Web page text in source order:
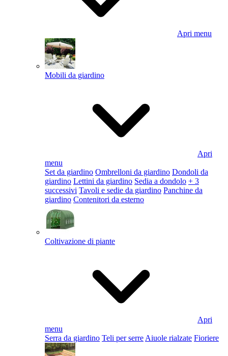
Apri menu
Mobili da giardino
Apri
menu
Set da giardino Ombrelloni da giardino Dondoli da
giardino Lettini da giardino Sedia a dondolo + 3
successivi Tavoli e sedie da giardino Panchine da
giardino Contenitori da esterno
Coltivazione di piante
Apri
menu
Serra da giardino Teli per serre Aiuole rialzate Fioriere